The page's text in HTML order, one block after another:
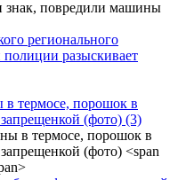
регионального
полиции разыскивает
термосе, порошок в
(фото) (3)